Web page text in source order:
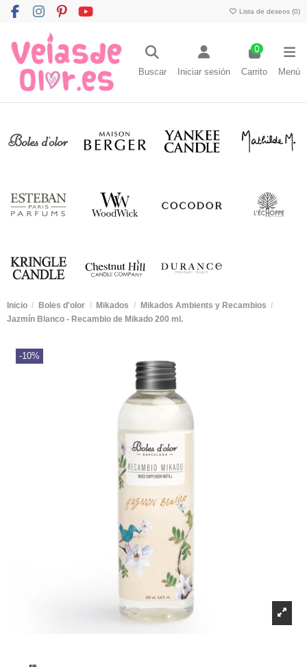
Lista de deseos (0)
Buscar Iniciar sesión
0
Carrito Menú
Inicio Boles d'olor Mikados
Mikados Ambients y Recambios
Jazmín Blanco - Recambio de Mikado 200 ml.
-10%